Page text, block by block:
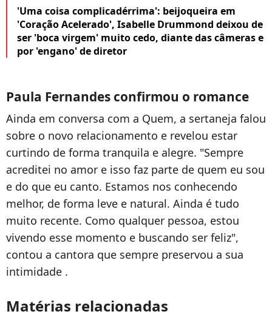
'Uma coisa complicadérrima': beijoqueira em
'Coração Acelerado', Isabelle Drummond deixou de
ser 'boca virgem' muito cedo, diante das câmeras e
por 'engano' de diretor
Paula Fernandes confirmou o romance
Ainda em conversa com a Quem, a sertaneja falou
sobre o novo relacionamento e revelou estar
curtindo de forma tranquila e alegre. "Sempre
acreditei no amor e isso faz parte de quem eu sou
e do que eu canto. Estamos nos conhecendo
melhor, de forma leve e natural. Ainda é tudo
muito recente. Como qualquer pessoa, estou
vivendo esse momento e buscando ser feliz",
contou a cantora que sempre preservou a sua
intimidade .
Matérias relacionadas